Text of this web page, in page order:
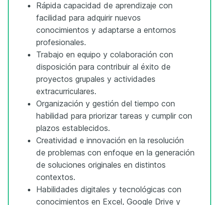
Rápida capacidad de aprendizaje con
facilidad para adquirir nuevos
conocimientos y adaptarse a entornos
profesionales.
Trabajo en equipo y colaboración con
disposición para contribuir al éxito de
proyectos grupales y actividades
extracurriculares.
Organización y gestión del tiempo con
habilidad para priorizar tareas y cumplir con
plazos establecidos.
Creatividad e innovación en la resolución
de problemas con enfoque en la generación
de soluciones originales en distintos
contextos.
Habilidades digitales y tecnológicas con
conocimientos en Excel, Google Drive y